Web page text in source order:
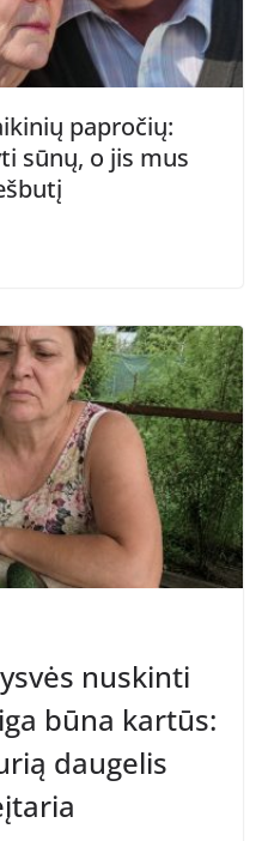
papročių:
sūnų, o jis mus
nuskinti
būna kartūs:
daugelis